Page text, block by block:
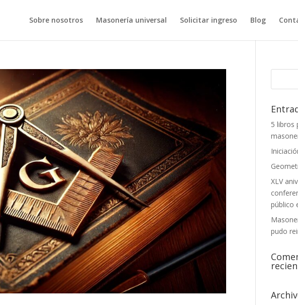
Sobre nosotros Masonería universal Solicitar ingreso Blog
5 libros
XLV
público
pudo